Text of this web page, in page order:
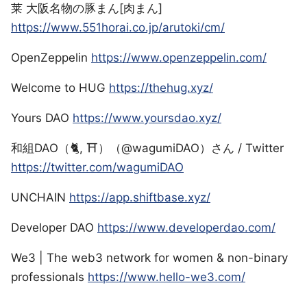
莱 大阪名物の豚まん[肉まん]
https://www.551horai.co.jp/arutoki/cm/
OpenZeppelin https://www.openzeppelin.com/
Welcome to HUG https://thehug.xyz/
Yours DAO https://www.yoursdao.xyz/
和組DAO（🐈, ⛩）（@wagumiDAO）さん / Twitter
https://twitter.com/wagumiDAO
UNCHAIN https://app.shiftbase.xyz/
Developer DAO https://www.developerdao.com/
We3 | The web3 network for women & non-binary
professionals https://www.hello-we3.com/